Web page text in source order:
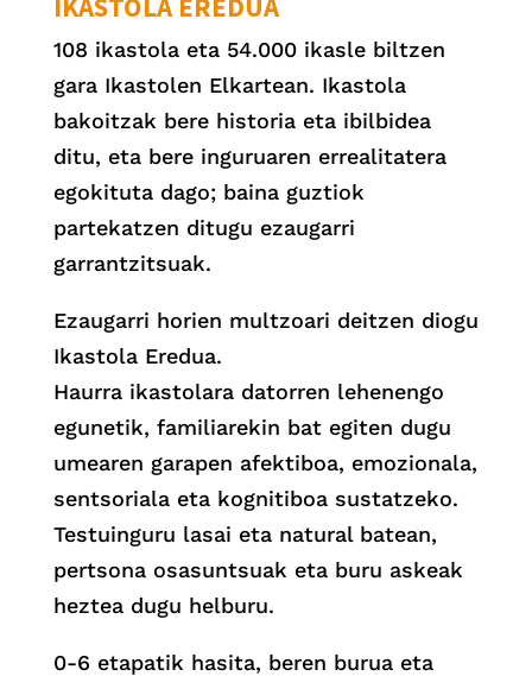
108 ikastola eta 54.000 ikasle biltzen
gara Ikastolen Elkartean. Ikastola
bakoitzak bere historia eta ibilbidea
ditu, eta bere inguruaren errealitatera
egokituta dago; baina guztiok
partekatzen ditugu ezaugarri
garrantzitsuak.
Ezaugarri horien multzoari deitzen diogu
Ikastola Eredua.
Haurra ikastolara datorren lehenengo
egunetik, familiarekin bat egiten dugu
umearen garapen afektiboa, emozionala,
sentsoriala eta kognitiboa sustatzeko.
Testuinguru lasai eta natural batean,
pertsona osasuntsuak eta buru askeak
heztea dugu helburu.
0-6 etapatik hasita, beren burua eta